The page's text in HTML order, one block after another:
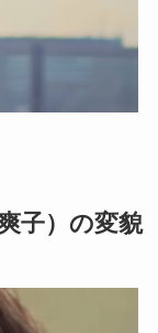
子）の変貌